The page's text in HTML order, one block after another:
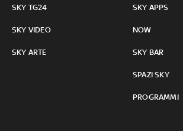
SKY TG24
SKY VIDEO
SKY ARTE
SKY APPS
NOW
SKY BAR
SPAZI SKY
PROGRAMMI